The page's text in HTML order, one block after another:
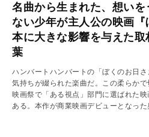
名曲から生まれた、想い
ない少年が主人公の映画
本に大きな影響を与えた
葉
ハンバートハンバートの「ぼくのお日
気持ちが綴られた楽曲だ。この柔らか
映画祭で「ある視点」部門に選ばれた
ある。本作が商業映画デビューとなった